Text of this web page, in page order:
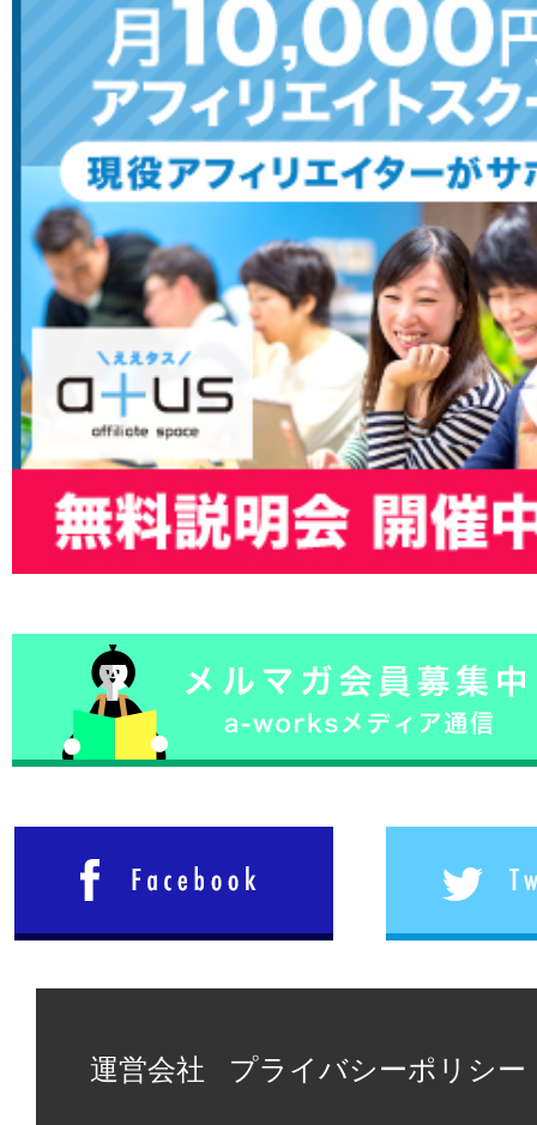
運営会社 プライバシーポリシー